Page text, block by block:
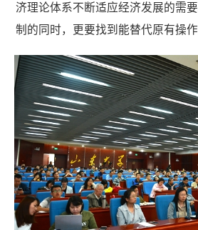
济理论体系不断适应经济发展的需
制的同时，更要找到能替代原有操作